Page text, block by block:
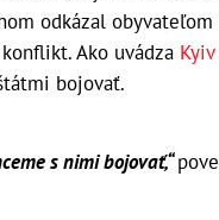
odkázal obyvateľom
Ako uvádza
bojovať.
s nimi bojovať,“